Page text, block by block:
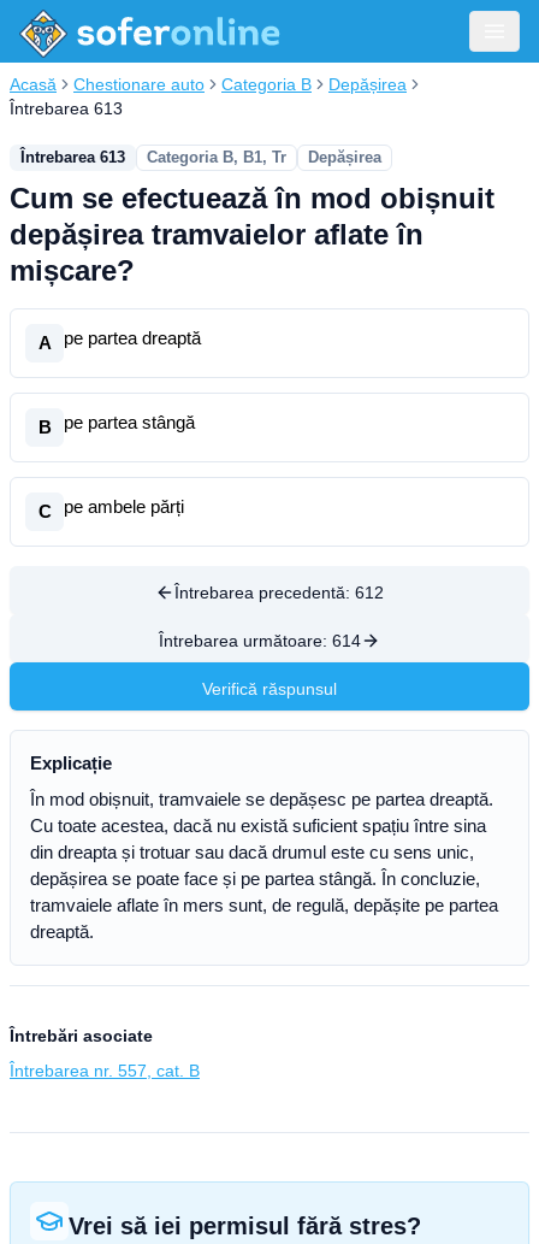
Acasă Chestionare auto Categoria B
Depășirea
Întrebarea 613
Întrebarea 613 Categoria B, B1, Tr Depășirea
Cum se efectuează în mod obișnuit
depășirea tramvaielor aflate în
mișcare?
A pe partea dreaptă
B pe partea stângă
C pe ambele părți
Întrebarea precedentă: 612
Întrebarea următoare: 614
Verifică răspunsul
Explicație
În mod obișnuit, tramvaiele se depășesc pe partea dreaptă.
Cu toate acestea, dacă nu există suficient spațiu între sina
din dreapta și trotuar sau dacă drumul este cu sens unic,
depășirea se poate face și pe partea stângă. În concluzie,
tramvaiele aflate în mers sunt, de regulă, depășite pe partea
dreaptă.
Întrebări asociate
Întrebarea nr. 557, cat. B
Vrei să iei permisul fără stres?